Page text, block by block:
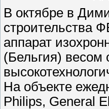
В октябре в
строительства
аппарат
(Бельгия) весом
На объекте
Philips, General